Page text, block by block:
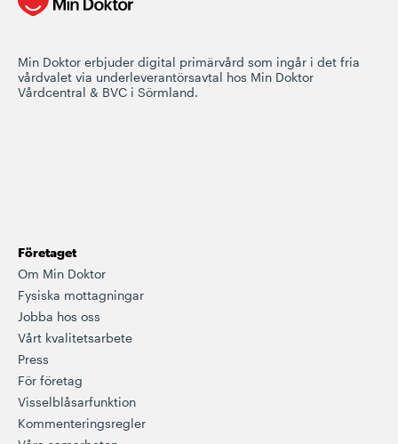
Min Doktor erbjuder digital primärvård som ingår i det fria
vårdvalet via underleverantörsavtal hos Min Doktor
Vårdcentral & BVC i Sörmland.
Företaget
Om Min Doktor
Fysiska mottagningar
Jobba hos oss
Vårt kvalitetsarbete
Press
För företag
Visselblåsarfunktion
Kommenteringsregler